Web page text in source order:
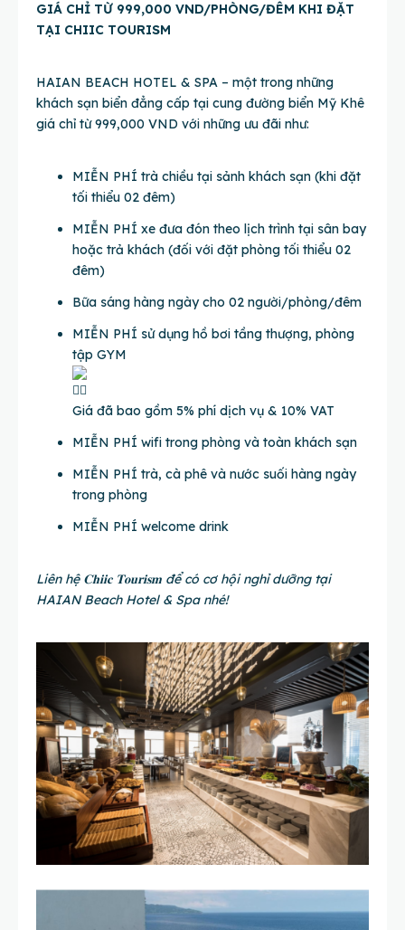
GIÁ CHỈ TỪ 999,000 VND/PHÒNG/ĐÊM KHI ĐẶT
TẠI CHIIC TOURISM
HAIAN BEACH HOTEL & SPA – một trong những
khách sạn biển đẳng cấp tại cung đường biển Mỹ Khê
giá chỉ từ 999,000 VND với những ưu đãi như:
MIỄN PHÍ trà chiều tại sảnh khách sạn (khi đặt
tối thiểu 02 đêm)
MIỄN PHÍ xe đưa đón theo lịch trình tại sân bay
hoặc trả khách (đối với đặt phòng tối thiểu 02
đêm)
Bữa sáng hàng ngày cho 02 người/phòng/đêm
MIỄN PHÍ sử dụng hồ bơi tầng thượng, phòng
tập GYM
Giá đã bao gồm 5% phí dịch vụ & 10% VAT
MIỄN PHÍ wifi trong phòng và toàn khách sạn
MIỄN PHÍ trà, cà phê và nước suối hàng ngày
trong phòng
MIỄN PHÍ welcome drink
Liên hệ 𝐂𝐡𝐢𝐢𝐜 𝐓𝐨𝐮𝐫𝐢𝐬𝐦 để có cơ hội nghỉ dưỡng tại
HAIAN Beach Hotel & Spa nhé!